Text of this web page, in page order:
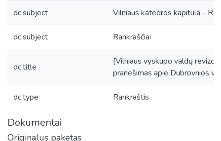
dc.subject Vilniaus katedros kapitula -
dc.subject Rankraščiai
dc.title
[Vilniaus vyskupo valdų
pranešimas apie Dubrovnios
dc.type Rankraštis
Dokumentai
Originalus paketas